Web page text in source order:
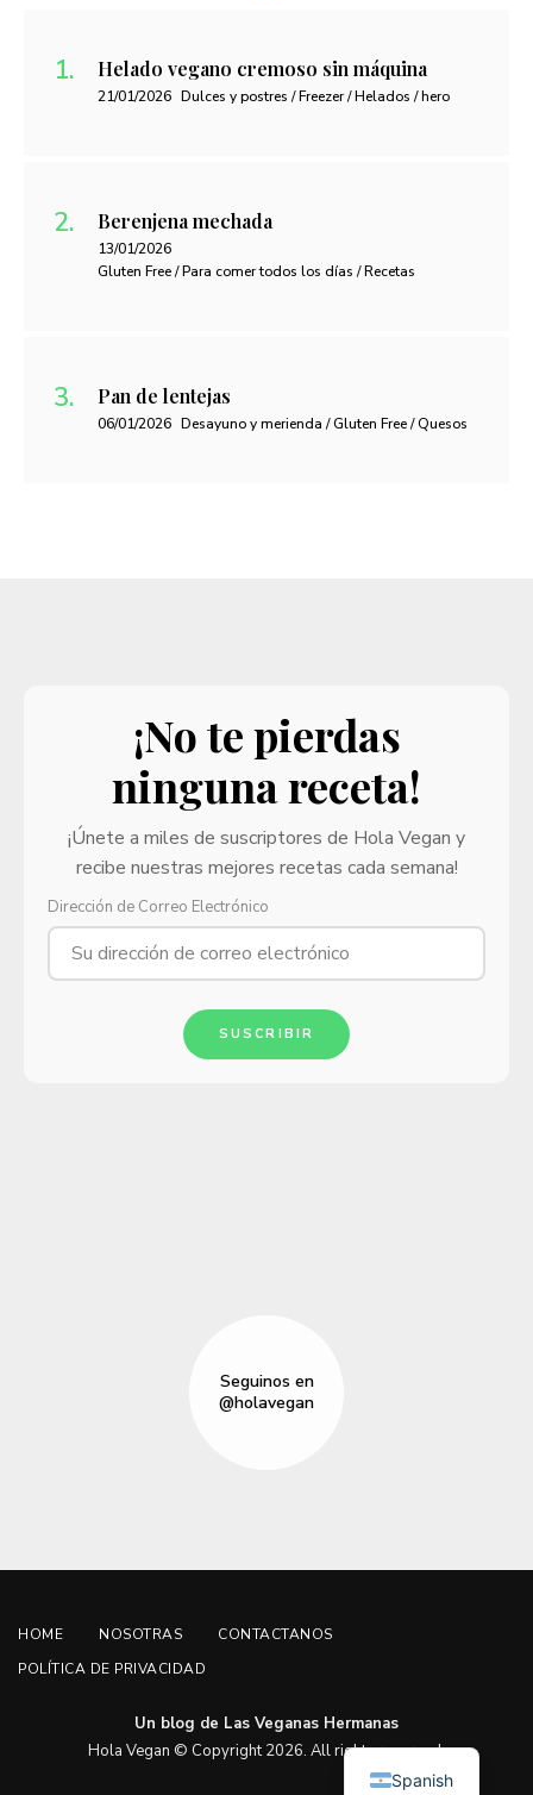
Helado vegano cremoso sin máquina
21/01/2026 Dulces y postres / Freezer / Helados / hero
Berenjena mechada
13/01/2026
Gluten Free / Para comer todos los días / Recetas
Pan de lentejas
06/01/2026 Desayuno y merienda / Gluten Free / Quesos
¡No te pierdas
ninguna receta!
¡Únete a miles de suscriptores de Hola Vegan y
recibe nuestras mejores recetas cada semana!
Dirección de Correo Electrónico
SUSCRIBIR
Seguinos en
@holavegan
HOME NOSOTRAS
CONTACTANOS
POLÍTICA DE PRIVACIDAD
Un blog de Las Veganas Hermanas
Hola Vegan © Copyright 2026. All rights reserved.
Spanish
English